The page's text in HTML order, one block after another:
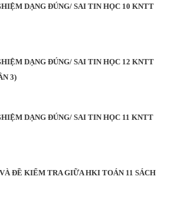
DẠNG ĐÚNG/ SAI TIN HỌC 10 KNTT
DẠNG ĐÚNG/ SAI TIN HỌC 12 KNTT
3)
DẠNG ĐÚNG/ SAI TIN HỌC 11 KNTT
ĐỀ KIỂM TRA GIỮA HKI TOÁN 11 SÁCH